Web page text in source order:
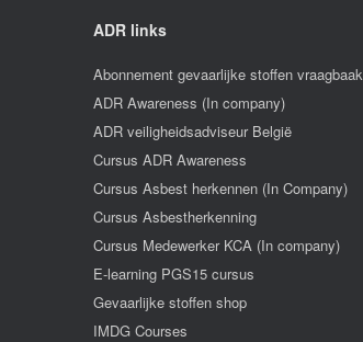
ADR links
Abonnement gevaarlijke stoffen vraagbaak
ADR Awareness (In company)
ADR veiligheidsadviseur België
Cursus ADR Awareness
Cursus Asbest herkennen (In Company)
Cursus Asbestherkenning
Cursus Medewerker KCA (In company)
E-learning PGS15 cursus
Gevaarlijke stoffen shop
IMDG Courses